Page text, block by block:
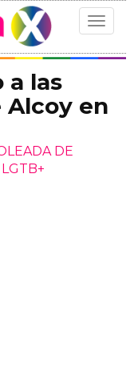
Toggle
a las
Alcoy en
DE